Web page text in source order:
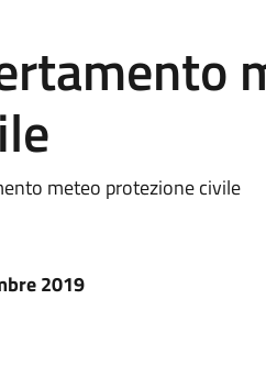
meteo protezione civile
2019